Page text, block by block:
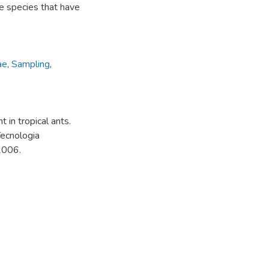
species that have
, Sampling,
in tropical ants.